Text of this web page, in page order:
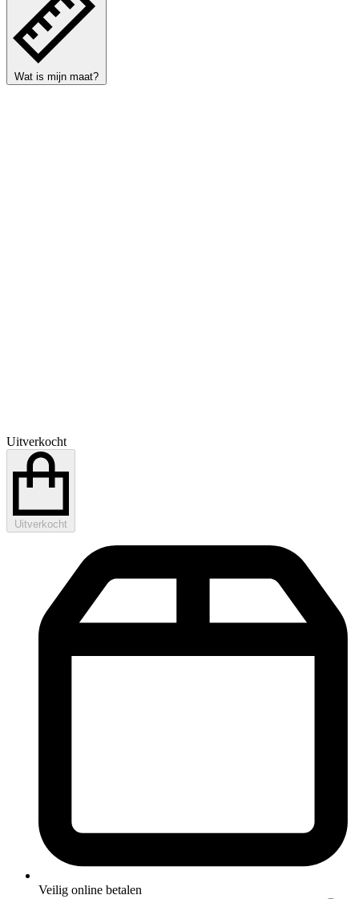
Wat is mijn maat?
Uitverkocht
Uitverkocht
Veilig online betalen